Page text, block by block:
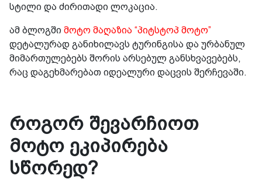
სტილი და ძირითადი ლოკაცია.
ამ ბლოგში მოტო მაღაზია “პიტსტოპ მოტო”
დეტალურად განიხილავს ტურინგისა და ურბანულ
მიმართულებებს შორის არსებულ განსხვავებებს,
რაც დაგეხმარებათ იდეალური დაცვის შერჩევაში.
როგორ შევარჩიოთ
მოტო ეკიპირება
სწორედ?